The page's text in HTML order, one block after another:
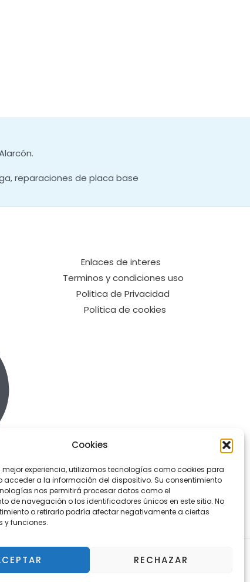
Cookies
mejor experiencia, utilizamos tecnologías como cookies para
a la información del dispositivo. Su consentimiento
nos permitirá procesar datos como el
de navegación o los identificadores únicos en este sitio. No
o retirarlo podría afectar negativamente a ciertas
y funciones.
RECHAZAR
reparaciones de placa base
Enlaces de interes
Terminos y condiciones uso
Politica de Privacidad
Política de cookies